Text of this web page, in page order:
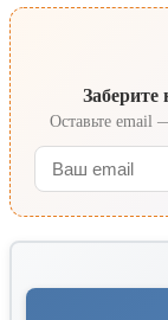
Заберите
Оставьте email